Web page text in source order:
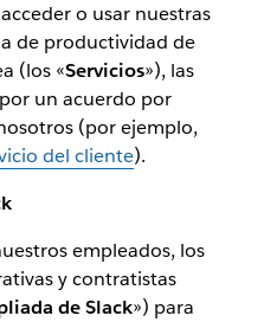
o usar nuestras
de productividad de
(los «Servicios»), las
un acuerdo por
(por ejemplo,
del cliente).
empleados, los
y contratistas
de Slack») para